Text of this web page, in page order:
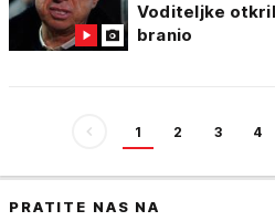
Voditeljke
branio
1 2 3 4
PRATITE NAS NA